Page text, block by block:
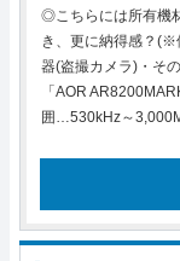
◎こちらには所有機
き、更に納得感？
器(盗撮カメラ)・そ
「AOR
囲…530kHz～